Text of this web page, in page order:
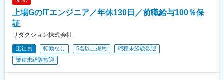
駅、湘南台駅、天王町駅、武蔵小杉駅、南橋本駅、桜木町駅、南
空橋駅、ＹＲＰ野比駅、新百合ケ丘駅、相原駅、京急新子安駅、
海老名駅(相鉄・小田急)、新杉田駅、鴨居駅、葭川公園駅、海浜幕
張駅、船橋駅、柏駅、八千代台駅、八幡宿駅、土気駅、蘇我駅、
木更津駅、千葉みなと駅、新習志野駅、佐倉駅、松戸駅、西船橋
駅、さいたま新都心駅、川越駅、熊谷駅、浦和駅、狭山市駅、南
上場GのITエンジニア／年休130日／前職給与100％保
証
リダクション株式会社
正社員 転勤なし 5名以上採用
職種未経験歓迎
業種未経験歓迎